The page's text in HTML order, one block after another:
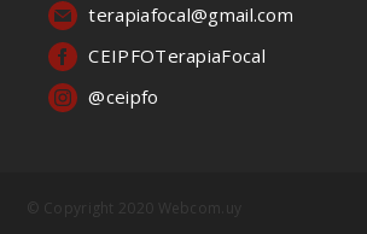
terapiafocal@gmail.com
CEIPFOTerapiaFocal
@ceipfo
© Copyright 2020 Webcom.uy